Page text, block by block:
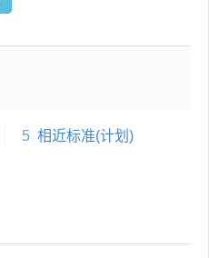
5 相近标准(计划)